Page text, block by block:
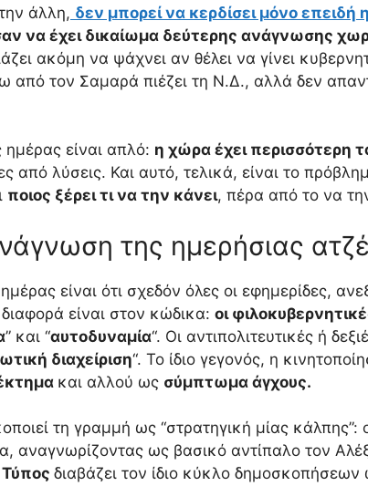
άλλη, δεν μπορεί να κερδίσει μόνο επειδή
να έχει δικαίωμα δεύτερης ανάγνωσης
ακόμη να ψάχνει αν θέλει να γίνει
από τον Σαμαρά πιέζει τη Ν.Δ., αλλά δεν
ημέρας είναι απλό: η χώρα έχει περισσότερη
από λύσεις. Και αυτό, τελικά, είναι το
ποιος ξέρει τι να την κάνει, πέρα από το να
της ημερήσιας
είναι ότι σχεδόν όλες οι εφημερίδες,
είναι στον κώδικα: οι
” και “αυτοδυναμία“. Οι αντιπολιτευτικές ή
διαχείριση“. Το ίδιο γεγονός, η
και αλλού ως σύμπτωμα άγχους.
τη γραμμή ως “στρατηγική μίας
αναγνωρίζοντας ως βασικό αντίπαλο τον
διαβάζει τον ίδιο κύκλο